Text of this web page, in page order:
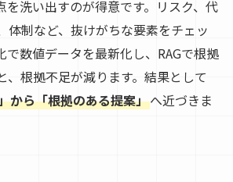
を洗い出すのが得意です。リスク、代
体制など、抜けがちな要素をチェッ
で数値データを最新化し、RAGで根拠
、根拠不足が減ります。結果として
から「根拠のある提案」へ近づきま